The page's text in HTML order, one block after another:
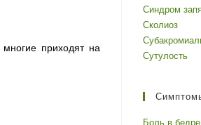
приходят на
Синдром
Сколиоз
Сутулость
Боль в бедре